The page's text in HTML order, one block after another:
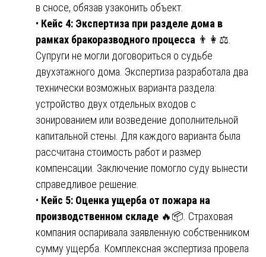
в сносе, обязав узаконить объект.
• Кейс 4: Экспертиза при разделе дома в
рамках бракоразводного процесса 👨👩⚖️.
Супруги не могли договориться о судьбе
двухэтажного дома. Экспертиза разработала два
технически возможных варианта раздела:
устройство двух отдельных входов с
зонированием или возведение дополнительной
капитальной стены. Для каждого варианта была
рассчитана стоимость работ и размер
компенсации. Заключение помогло суду вынести
справедливое решение.
• Кейс 5: Оценка ущерба от пожара на
производственном складе 🔥📦. Страховая
компания оспаривала заявленную собственником
сумму ущерба. Комплексная экспертиза провела